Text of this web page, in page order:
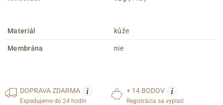
Materiál kůže
Membrána nie
DOPRAVAZDARMA i
Expedujeme do 24 hodín
+ 14 BODOV i
Registrácia sa vyplatí